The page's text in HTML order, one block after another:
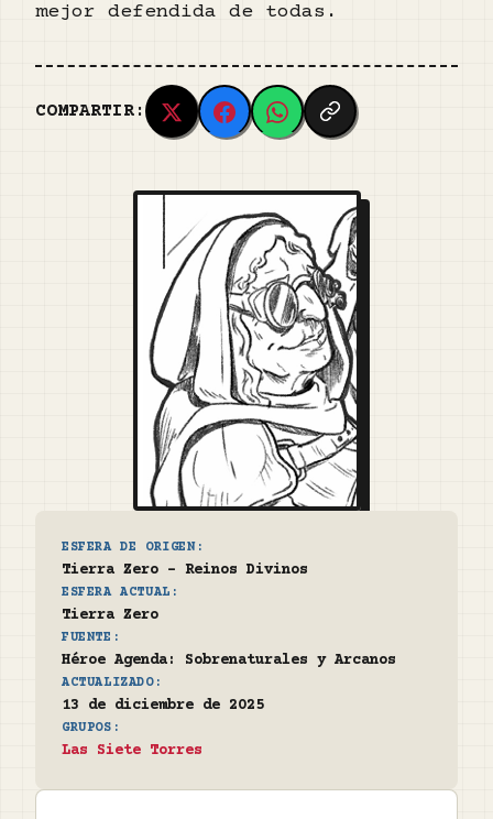
ESFERA DE ORIGEN:
Tierra Zero - Reinos Divinos
ESFERA ACTUAL:
Tierra Zero
FUENTE:
Héroe Agenda: Sobrenaturales y Arcanos
ACTUALIZADO:
13 de diciembre de 2025
GRUPOS:
Las Siete Torres
mejor defendida de todas.
COMPARTIR: